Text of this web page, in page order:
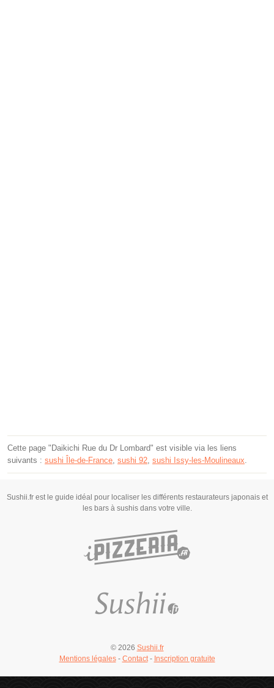
Cette page "Daikichi Rue du Dr Lombard" est visible via les liens
suivants : sushi Île-de-France, sushi 92, sushi Issy-les-Moulineaux.
Sushii.fr est le guide idéal pour localiser les différents restaurateurs japonais et
les bars à sushis dans votre ville.
© 2026 Sushii.fr
Mentions légales- Contact- Inscription gratuite